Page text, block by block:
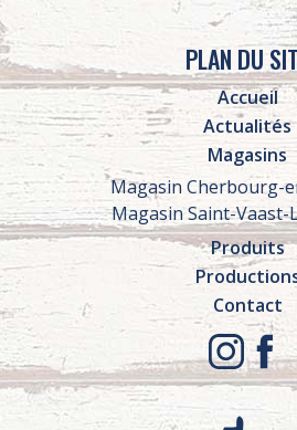
PLAN DU
Accueil
Actualités
Magasins
Magasin Cherbourg-
Magasin Saint-Vaast-
Produits
Contact